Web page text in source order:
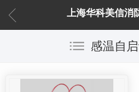
上海华科美信消
感温自